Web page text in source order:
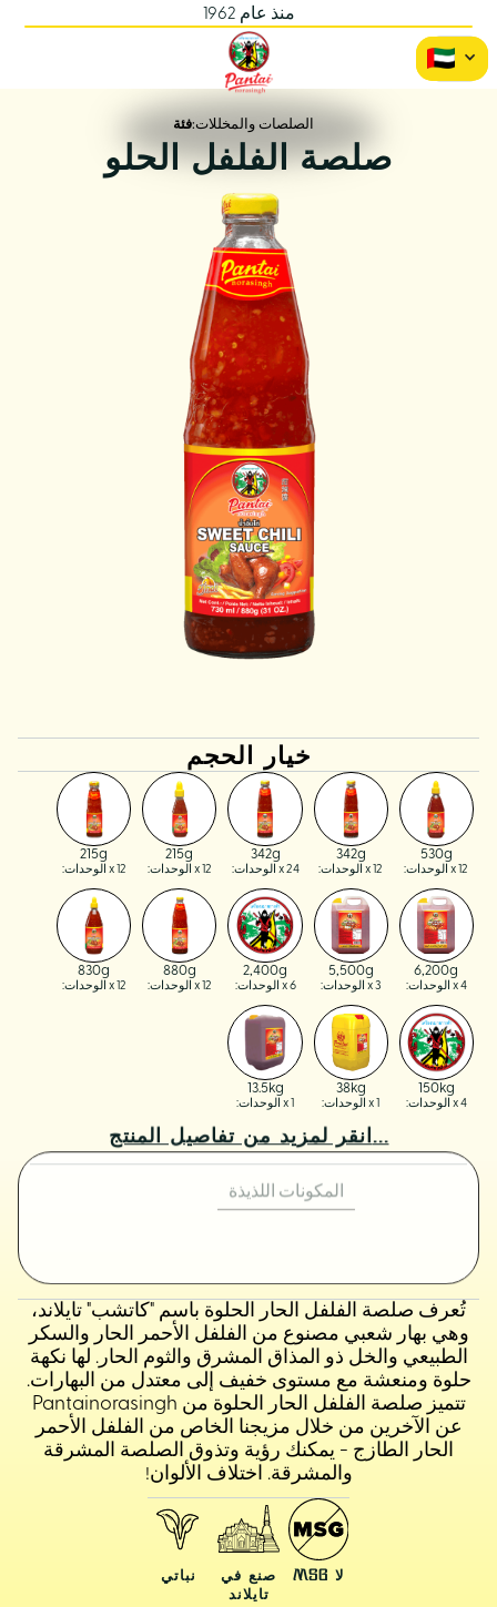
منذ عام 1962
تُعرف صلصة الفلفل الحار الحلوة باسم "كاتشب" تايلاند،
وهي بهار شعبي مصنوع من الفلفل الأحمر الحار والسكر
الطبيعي والخل ذو المذاق المشرق والثوم الحار. لها نكهة
حلوة ومنعشة مع مستوى خفيف إلى معتدل من البهارات.
تتميز صلصة الفلفل الحار الحلوة من Pantainorasingh
عن الآخرين من خلال مزيجنا الخاص من الفلفل الأحمر
الحار الطازج - يمكنك رؤية وتذوق الصلصة المشرقة
والمشرقة. اختلاف الألوان!
نباتي
صنع في
تايلاند
لا MSG
فئة:الصلصات والمخللات
صلصة الفلفل الحلو
خيار الحجم
215g
x 12 الوحدات:
215g
x 12 الوحدات:
342g
x 24 الوحدات:
342g
x 12 الوحدات:
530g
x 12 الوحدات:
830g
x 12 الوحدات:
880g
x 12 الوحدات:
2,400g
x 6 الوحدات:
5,500g
x 3 الوحدات:
6,200g
x 4 الوحدات:
13.5kg
x 1 الوحدات:
38kg
x 1 الوحدات:
150kg
x 4 الوحدات:
انقر لمزيد من تفاصيل المنتج...